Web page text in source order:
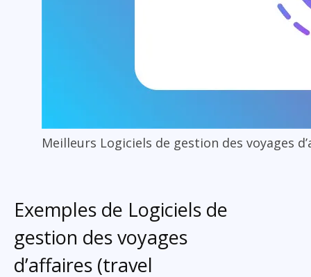
Meilleurs Logiciels de gestion des voyages
Exemples de Logiciels de
gestion des voyages
d’affaires (travel